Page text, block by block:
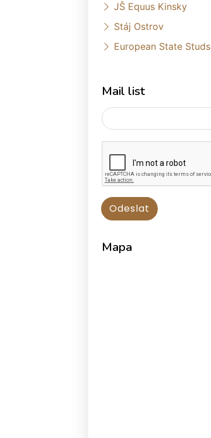
JŠ Equus Kinsky
Stáj Ostrov
European State Studs
Mail list
Mapa